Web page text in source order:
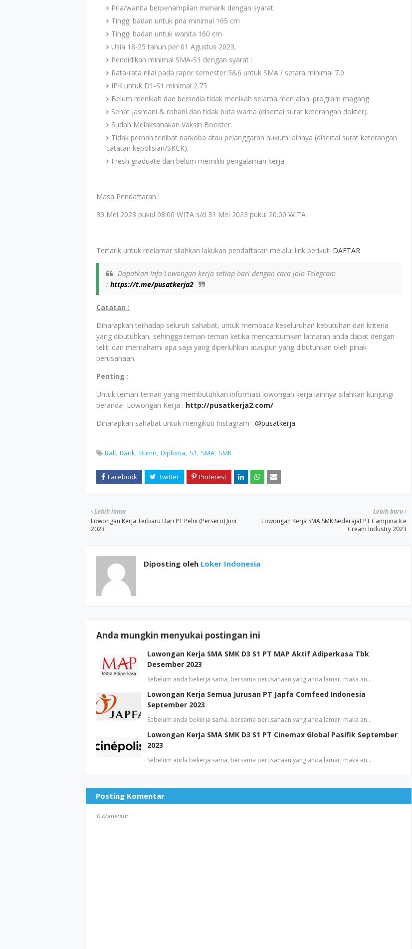
Pria/wanita berpenampilan menarik dengan syarat :
Tinggi badan untuk pria minimal 165 cm
Tinggi badan untuk wanita 160 cm
Usia 18-25 tahun per 01 Agustus 2023;
Pendidikan minimal SMA-S1 dengan syarat :
Rata-rata nilai pada rapor semester 5&6 untuk SMA / setara minimal 7.0
IPK untuk D1-S1 minimal 2.75
Belum menikah dan bersedia tidak menikah selama menjalani program magang.
Sehat jasmani & rohani dan tidak buta warna (disertai surat keterangan dokter).
Sudah Melaksanakan Vaksin Booster.
Tidak pernah terlibat narkoba atau pelanggaran hukum lainnya (disertai surat keterangan
catatan kepolisian/SKCK).
Fresh graduate dan belum memiliki pengalaman kerja.
Masa Pendaftaran :
30 Mei 2023 pukul 08.00 WITA s/d 31 Mei 2023 pukul 20.00 WITA
Tertarik untuk melamar silahkan lakukan pendaftaran melalui link berikut. DAFTAR
Dapatkan Info Lowongan kerja setiap hari dengan cara join Telegram
: https://t.me/pusatkerja2
Catatan :
Diharapkan terhadap seluruh sahabat, untuk membaca keseluruhan kebutuhan dan kriteria
yang dibutuhkan, sehingga teman-teman ketika mencantumkan lamaran anda dapat dengan
teliti dan memahami apa saja yang diperluhkan ataupun yang dibutuhkan oleh pihak
perusahaan.
Penting :
Untuk teman-teman yang membutuhkan informasi lowongan kerja lainnya silahkan kunjungi
beranda Lowongan Kerja : http://pusatkerja2.com/
Diharapkan sahabat untuk mengikuti Instagram : @pusatkerja
Bali Bank Bumn Diploma S1 SMA SMK
Lebih baru
Lowongan Kerja SMA SMK Sederajat PT Campina Ice
Cream Industry 2023
Lebih lama
Lowongan Kerja Terbaru Dari PT Pelni (Persero) Juni
2023
Diposting oleh Loker Indonesia
Anda mungkin menyukai postingan ini
Lowongan Kerja SMA SMK D3 S1 PT MAP Aktif Adiperkasa Tbk
Desember 2023
Sebelum anda bekerja sama, bersama perusahaan yang anda lamar, maka an…
Lowongan Kerja Semua Jurusan PT Japfa Comfeed Indonesia
September 2023
Sebelum anda bekerja sama, bersama perusahaan yang anda lamar, maka an…
Lowongan Kerja SMA SMK D3 S1 PT Cinemax Global Pasifik September
2023
Sebelum anda bekerja sama, bersama perusahaan yang anda lamar, maka an…
Posting Komentar
0 Komentar